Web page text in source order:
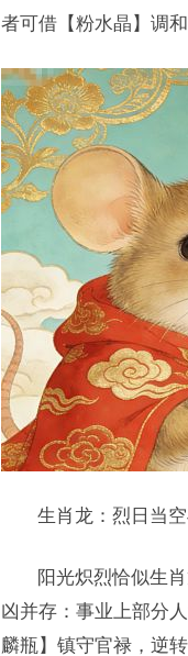
者可借【粉水晶】调
生肖龙：烈日当
阳光炽烈恰似生
凶并存：事业上部分
麟瓶】镇守官禄，逆